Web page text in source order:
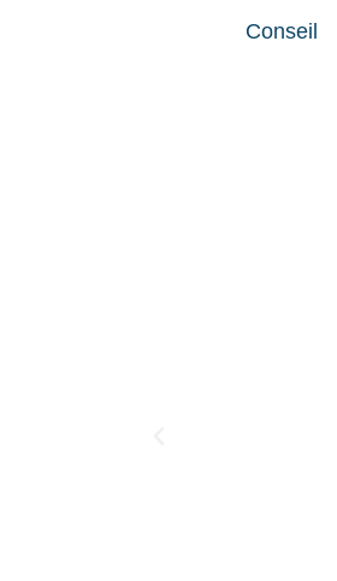
Conseil